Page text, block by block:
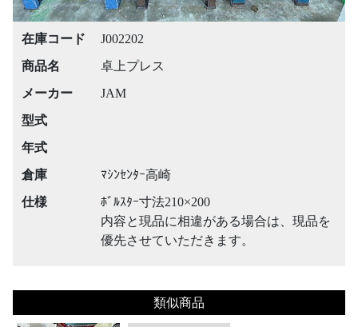
在庫コード
J002202
商品名
卓上プレス
メーカー
JAM
型式
年式
倉庫
ﾏｼﾝｾﾝﾀｰ高崎
仕様
ﾎﾞﾙｽﾀｰ寸法210×200
内容と現品に相違がある場合は、現品を
優先させていただきます。
類似商品